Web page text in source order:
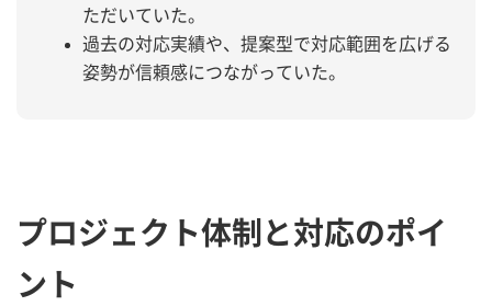
ただいていた。
過去の対応実績や、提案型で対応範囲を広げる
姿勢が信頼感につながっていた。
プロジェクト体制と対応のポイ
ント